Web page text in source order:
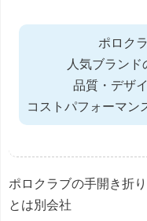
ポロク
人気ブランド
品質・デザ
コストパフォーマン
ポロクラブの手開き折
とは別会社